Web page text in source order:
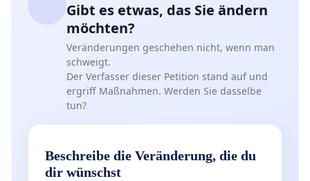
Gibt es etwas, das Sie ändern
möchten?
Veränderungen geschehen nicht, wenn man
schweigt.
Der Verfasser dieser Petition stand auf und
ergriff Maßnahmen. Werden Sie dasselbe
tun?
Beschreibe die Veränderung, die du
dir wünschst